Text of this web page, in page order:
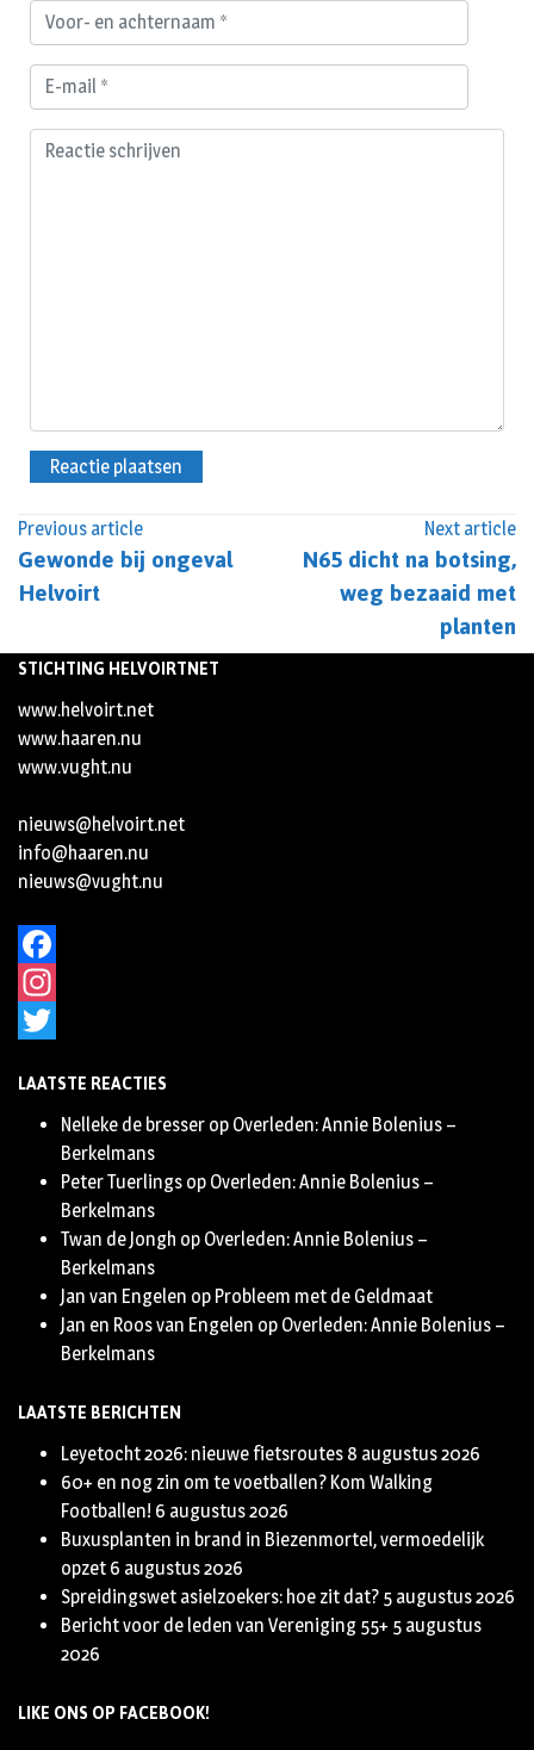
Previous article
Gewonde bij ongeval
Helvoirt
Next article
N65 dicht na botsing,
weg bezaaid met
planten
STICHTING HELVOIRTNET
www.helvoirt.net
www.haaren.nu
www.vught.nu
nieuws@helvoirt.net
info@haaren.nu
nieuws@vught.nu
Facebook
Instagram
LAATSTE REACTIES
Nelleke de bresser op Overleden: Annie Bolenius –
Berkelmans
Peter Tuerlings op Overleden: Annie Bolenius –
Berkelmans
Twan de Jongh op Overleden: Annie Bolenius –
Berkelmans
Jan van Engelen op Probleem met de Geldmaat
Jan en Roos van Engelen op Overleden: Annie Bolenius –
Berkelmans
LAATSTE BERICHTEN
Leyetocht 2026: nieuwe fietsroutes 8 augustus 2026
60+ en nog zin om te voetballen? Kom Walking
Footballen! 6 augustus 2026
Buxusplanten in brand in Biezenmortel, vermoedelijk
opzet 6 augustus 2026
Spreidingswet asielzoekers: hoe zit dat? 5 augustus 2026
Bericht voor de leden van Vereniging 55+ 5 augustus
2026
LIKE ONS OP FACEBOOK!